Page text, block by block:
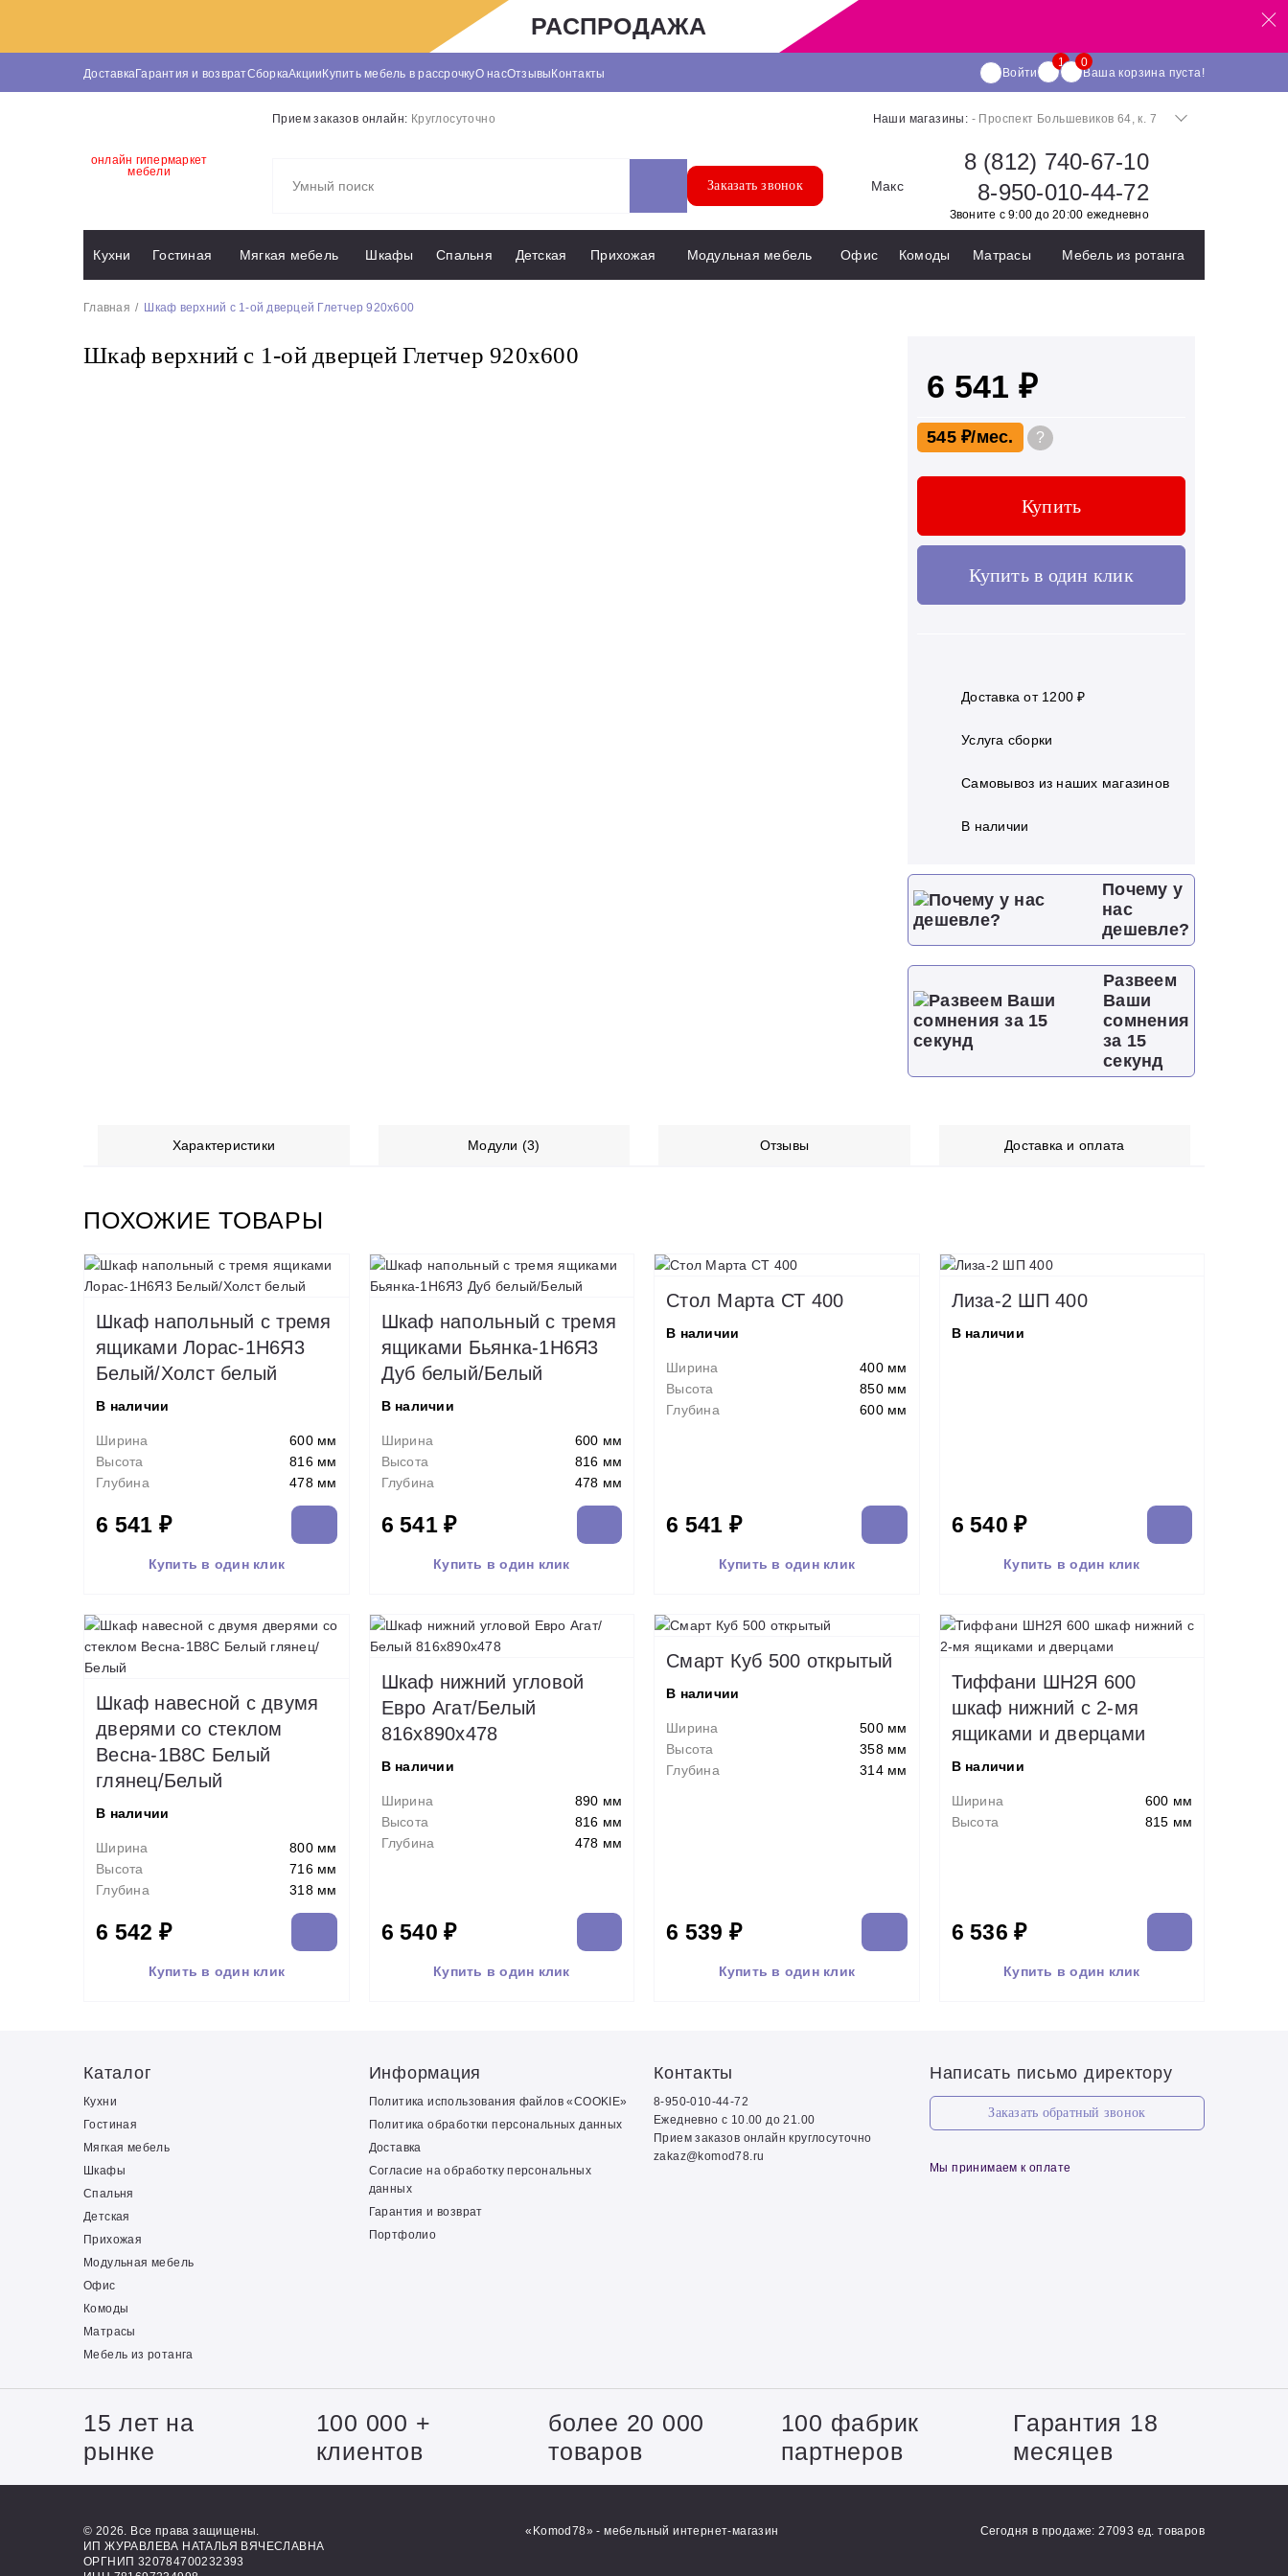
РАСПРОДАЖА
ДоставкаГарантия и возвратСборкаАкцииКупить мебель в рассрочкуО насОтзывыКонтакты Войти Ваша корзина пуста!
онлайн гипермаркет
мебели
Прием заказов онлайн: Круглосуточно Наши магазины: - Проспект Большевиков 64, к. 7
Заказать звонок Макс
8 (812) 740-67-10
8-950-010-44-72
Звоните с 9:00 до 20:00 ежедневно
Кухни Гостиная Мягкая мебель Шкафы Спальня Детская Прихожая Модульная мебель Офис Комоды Матрасы Мебель из ротанга
Главная Шкаф верхний с 1-ой дверцей Глетчер 920х600
Шкаф верхний с 1-ой дверцей Глетчер 920х600
6 541 ₽
545 ₽ ?
Купить
Купить в один клик
Доставка от 1200 ₽
Услуга сборки
Самовывоз из наших магазинов
В наличии
Почему у
нас
дешевле?
Развеем
Ваши
сомнения
за 15
секунд
Характеристики Модули (3) Отзывы Доставка и оплата
ПОХОЖИЕ ТОВАРЫ
Шкаф напольный с тремя
ящиками Лорас-1Н6Я3
Белый/Холст белый
В наличии
Ширина
600 мм
Высота
816 мм
Глубина
478 мм
6 541 ₽
Купить в один клик
Шкаф напольный с тремя
ящиками Бьянка-1Н6Я3
Дуб белый/Белый
В наличии
Ширина
600 мм
Высота
816 мм
Глубина
478 мм
6 541 ₽
Купить в один клик
Стол Марта СТ 400
В наличии
Ширина
400 мм
Высота
850 мм
Глубина
600 мм
6 541 ₽
Купить в один клик
Лиза-2 ШП 400
В наличии
6 540 ₽
Купить в один клик
Шкаф навесной c двумя
дверями со стеклом
Весна-1В8С Белый
глянец/Белый
В наличии
Ширина
800 мм
Высота
716 мм
Глубина
318 мм
6 542 ₽
Купить в один клик
Шкаф нижний угловой
Евро Агат/Белый
816х890х478
В наличии
Ширина
890 мм
Высота
816 мм
Глубина
478 мм
6 540 ₽
Купить в один клик
Смарт Куб 500 открытый
В наличии
Ширина
500 мм
Высота
358 мм
Глубина
314 мм
6 539 ₽
Купить в один клик
Тиффани ШН2Я 600
шкаф нижний с 2-мя
ящиками и дверцами
В наличии
Ширина
600 мм
Высота
815 мм
6 536 ₽
Купить в один клик
Каталог
Кухни
Гостиная
Мягкая мебель
Шкафы
Спальня
Детская
Прихожая
Модульная мебель
Офис
Комоды
Матрасы
Мебель из ротанга
Информация
Политика использования файлов «COOKIE»
Политика обработки персональных данных
Доставка
Согласие на обработку персональных
данных
Гарантия и возврат
Портфолио
Контакты
8-950-010-44-72
Ежедневно с 10.00 до 21.00
Прием заказов онлайн круглосуточно
zakaz@komod78.ru
Написать письмо директору
Заказать обратный звонок
Мы принимаем к оплате
15 лет на
рынке
100 000 +
клиентов
более 20 000
товаров
100 фабрик
партнеров
Гарантия 18
месяцев
© 2026. Все права защищены.
ИП ЖУРАВЛЕВА НАТАЛЬЯ ВЯЧЕСЛАВНА
ОРГНИП 320784700232393
«Komod78» - мебельный интернет-магазин Сегодня в продаже: 27093 ед. товаров